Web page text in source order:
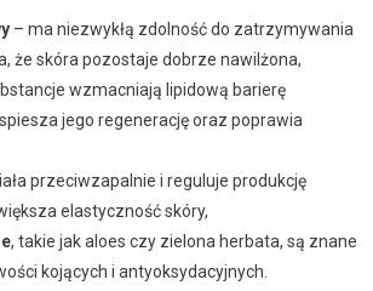
– ma niezwykłą zdolność do zatrzymywania
że skóra pozostaje dobrze nawilżona,
wzmacniają lipidową barierę
jego regenerację oraz poprawia
przeciwzapalnie i reguluje produkcję
elastyczność skóry,
, takie jak aloes czy zielona herbata, są znane
kojących i antyoksydacyjnych.